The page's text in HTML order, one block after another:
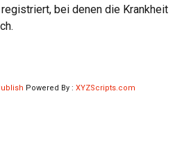
bei denen die Krankheit
Powered By : XYZScripts.com